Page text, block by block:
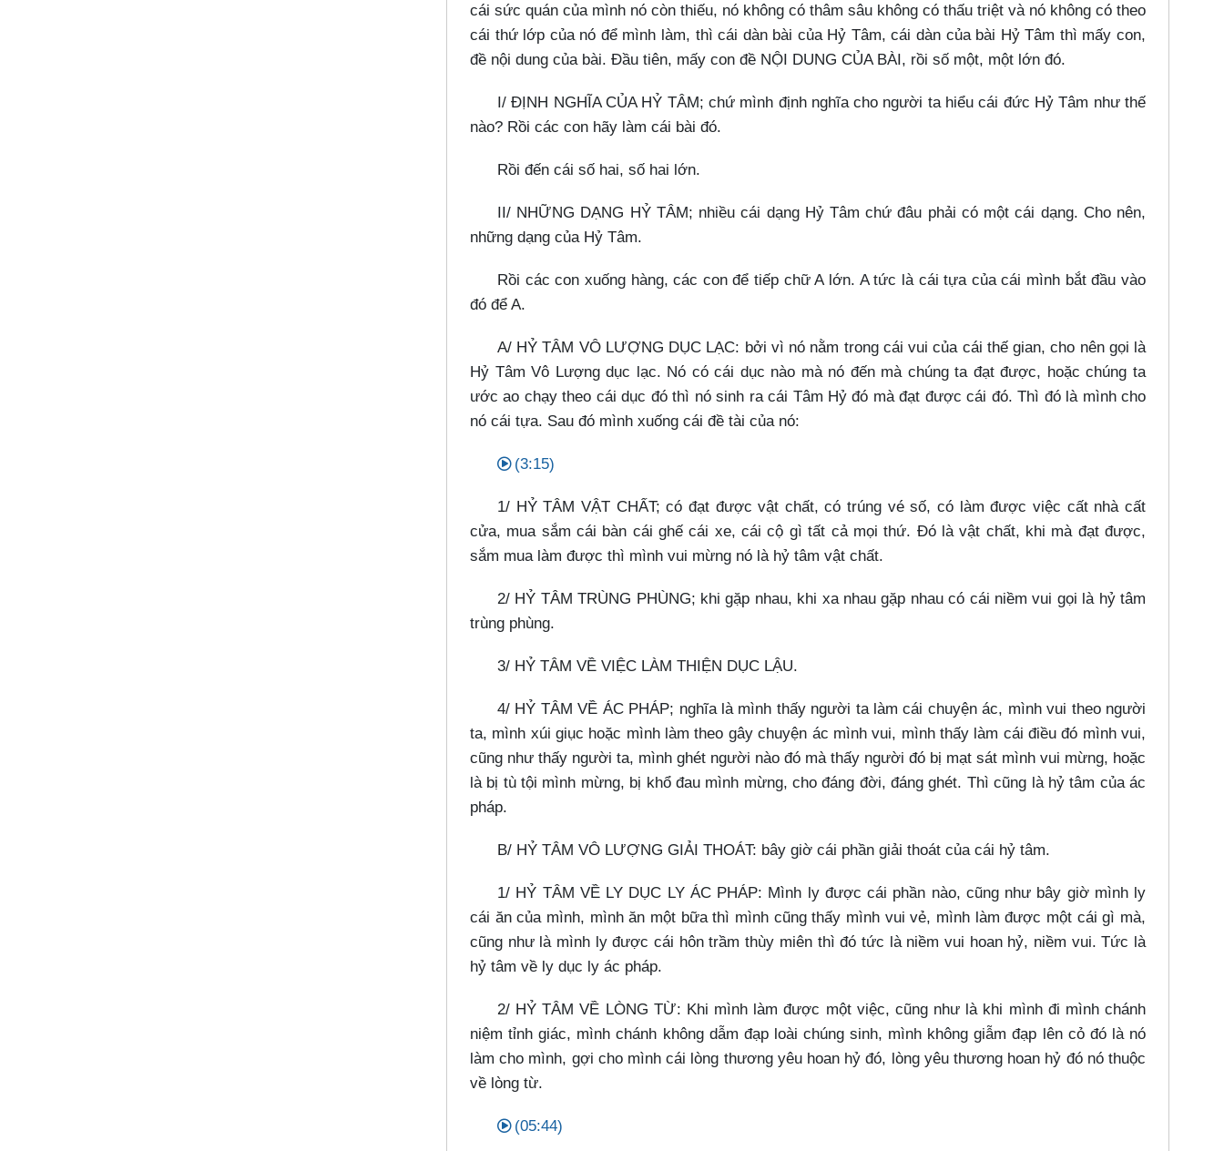
cái sức quán của mình nó còn thiếu, nó không có thâm sâu không có thấu triệt và nó không có theo
cái thứ lớp của nó để mình làm, thì cái dàn bài của Hỷ Tâm, cái dàn của bài Hỷ Tâm thì mấy con,
đề nội dung của bài. Đầu tiên, mấy con đề NỘI DUNG CỦA BÀI, rồi số một, một lớn đó.
I/ ĐỊNH NGHĨA CỦA HỶ TÂM; chứ mình định nghĩa cho người ta hiểu cái đức Hỷ Tâm như thế
nào? Rồi các con hãy làm cái bài đó.
Rồi đến cái số hai, số hai lớn.
II/ NHỮNG DẠNG HỶ TÂM; nhiều cái dạng Hỷ Tâm chứ đâu phải có một cái dạng. Cho nên,
những dạng của Hỷ Tâm.
Rồi các con xuống hàng, các con để tiếp chữ A lớn. A tức là cái tựa của cái mình bắt đầu vào
đó để A.
A/ HỶ TÂM VÔ LƯỢNG DỤC LẠC: bởi vì nó nằm trong cái vui của cái thế gian, cho nên gọi là
Hỷ Tâm Vô Lượng dục lạc. Nó có cái dục nào mà nó đến mà chúng ta đạt được, hoặc chúng ta
ước ao chạy theo cái dục đó thì nó sinh ra cái Tâm Hỷ đó mà đạt được cái đó. Thì đó là mình cho
nó cái tựa. Sau đó mình xuống cái đề tài của nó:
(3:15)
1/ HỶ TÂM VẬT CHẤT; có đạt được vật chất, có trúng vé số, có làm được việc cất nhà cất
cửa, mua sắm cái bàn cái ghế cái xe, cái cộ gì tất cả mọi thứ. Đó là vật chất, khi mà đạt được,
sắm mua làm được thì mình vui mừng nó là hỷ tâm vật chất.
2/ HỶ TÂM TRÙNG PHÙNG; khi gặp nhau, khi xa nhau gặp nhau có cái niềm vui gọi là hỷ tâm
trùng phùng.
3/ HỶ TÂM VỀ VIỆC LÀM THIỆN DỤC LẬU.
4/ HỶ TÂM VỀ ÁC PHÁP; nghĩa là mình thấy người ta làm cái chuyện ác, mình vui theo người
ta, mình xúi giục hoặc mình làm theo gây chuyện ác mình vui, mình thấy làm cái điều đó mình vui,
cũng như thấy người ta, mình ghét người nào đó mà thấy người đó bị mạt sát mình vui mừng, hoặc
là bị tù tội mình mừng, bị khổ đau mình mừng, cho đáng đời, đáng ghét. Thì cũng là hỷ tâm của ác
pháp.
B/ HỶ TÂM VÔ LƯỢNG GIẢI THOÁT: bây giờ cái phần giải thoát của cái hỷ tâm.
1/ HỶ TÂM VỀ LY DỤC LY ÁC PHÁP: Mình ly được cái phần nào, cũng như bây giờ mình ly
cái ăn của mình, mình ăn một bữa thì mình cũng thấy mình vui vẻ, mình làm được một cái gì mà,
cũng như là mình ly được cái hôn trầm thùy miên thì đó tức là niềm vui hoan hỷ, niềm vui. Tức là
hỷ tâm về ly dục ly ác pháp.
2/ HỶ TÂM VỀ LÒNG TỪ: Khi mình làm được một việc, cũng như là khi mình đi mình chánh
niệm tỉnh giác, mình chánh không dẫm đạp loài chúng sinh, mình không giẫm đạp lên cỏ đó là nó
làm cho mình, gợi cho mình cái lòng thương yêu hoan hỷ đó, lòng yêu thương hoan hỷ đó nó thuộc
về lòng từ.
(05:44)